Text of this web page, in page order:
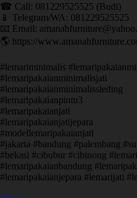
☎ Call: 081229525525 (Budi)
📱 Telegram/WA: 081229525525
📧 Email:
🌎 https://
#lemariminimalis
#lemaripakaianminimalisjati
#lemaripakaianminimalissleding
#lemaripakaianpintu3
#lemaripakaianjati
#lemaripakaianjatijepara
#modellemaripakaianjati
#jakarta #bandung #palembang
#bekasi #cibubur #cibinong
#lemaripakaianbandung
#lemaripakaianjepara #lemarijati